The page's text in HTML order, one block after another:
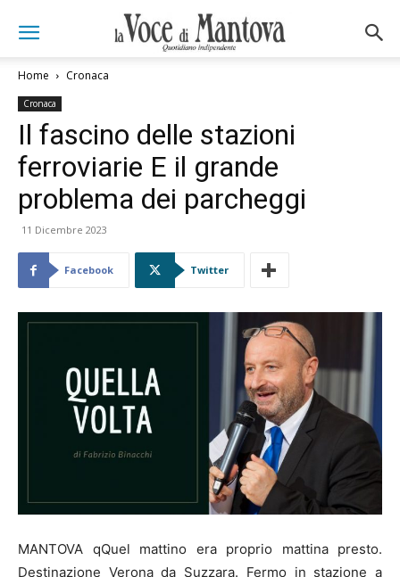
Home Cronaca
Cronaca
Il fascino delle stazioni
ferroviarie E il grande
problema dei parcheggi
11 Dicembre 2023
Facebook Twitter
MANTOVA qQuel mattino era proprio mattina presto.
Destinazione Verona da Suzzara. Fermo in stazione a